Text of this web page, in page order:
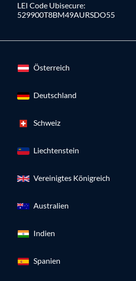
LEI Code Ubisecure:
529900T8BM49AURSDO55
Österreich
Deutschland
Schweiz
Liechtenstein
Vereinigtes Königreich
Australien
Indien
Spanien